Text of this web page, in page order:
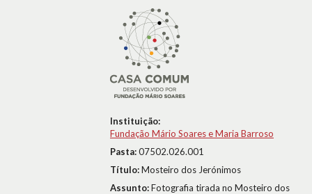
Instituição:
Fundação Mário Soares e Maria Barroso
Pasta:07502.026.001
Título:Mosteiro dos Jerónimos
Assunto:Fotografia tirada no Mosteiro dos